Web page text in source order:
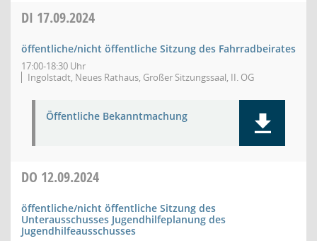
DI 17.09.2024
öffentliche/nicht öffentliche Sitzung des Fahrradbeirates
17:00-18:30 Uhr
Ingolstadt, Neues Rathaus, Großer Sitzungssaal, II. OG
Öffentliche Bekanntmachung
DO 12.09.2024
öffentliche/nicht öffentliche Sitzung des
Unterausschusses Jugendhilfeplanung des
Jugendhilfeausschusses